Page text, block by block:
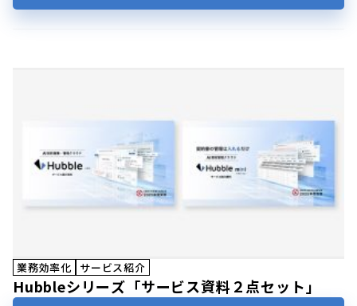
業務効率化 サービス紹介
Hubbleシリーズ「サービス資料２点セット」